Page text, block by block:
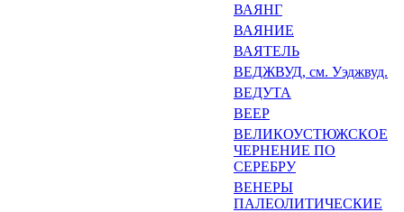
ВАЯНГ
ВАЯНИЕ
ВАЯТЕЛЬ
ВЕДЖВУД, см. Уэджвуд.
ВЕДУТА
ВЕЕР
ВЕЛИКОУСТЮЖСКОЕ
ЧЕРНЕ­НИЕ ПО
СЕРЕБРУ
ВЕНЕРЫ
ПАЛЕОЛИТИЧЕСКИЕ